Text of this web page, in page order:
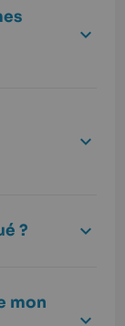
?
mon